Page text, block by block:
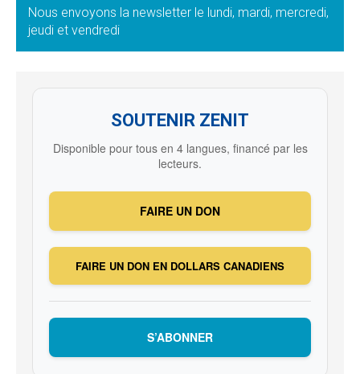
Nous envoyons la newsletter le lundi, mardi, mercredi,
jeudi et vendredi
SOUTENIR ZENIT
Disponible pour tous en 4 langues, financé par les
lecteurs.
FAIRE UN DON
FAIRE UN DON EN DOLLARS CANADIENS
S’ABONNER